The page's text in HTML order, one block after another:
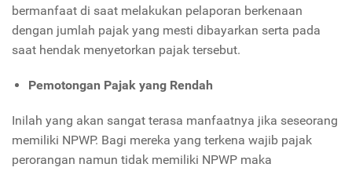
bermanfaat di saat melakukan pelaporan berkenaan
dengan jumlah pajak yang mesti dibayarkan serta pada
saat hendak menyetorkan pajak tersebut.
Pemotongan Pajak yang Rendah
Inilah yang akan sangat terasa manfaatnya jika seseorang
memiliki NPWP. Bagi mereka yang terkena wajib pajak
perorangan namun tidak memiliki NPWP maka